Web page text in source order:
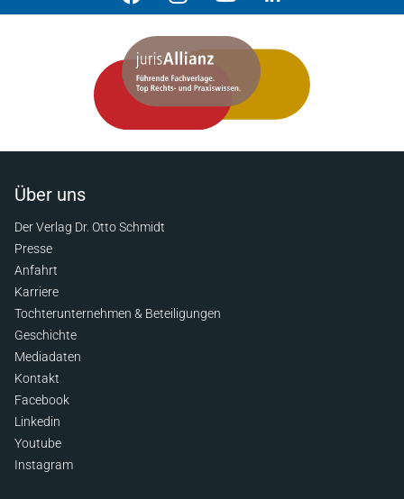
Über uns
Der Verlag Dr. Otto Schmidt
Presse
Anfahrt
Karriere
Tochterunternehmen & Beteiligungen
Geschichte
Mediadaten
Kontakt
Facebook
Linkedin
Youtube
Instagram